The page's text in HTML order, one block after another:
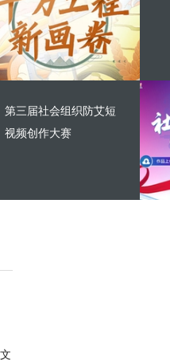
第三届社会组织防艾短
视频创作大赛